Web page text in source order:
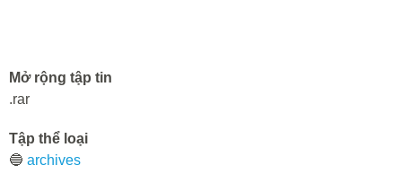
Mở rộng tập tin
.rar
Tập thể loại
🔵 archives